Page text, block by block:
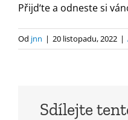
Přijd‘te a odneste si
Od jnn | 20 listopadu, 2022 |
Sdílejte